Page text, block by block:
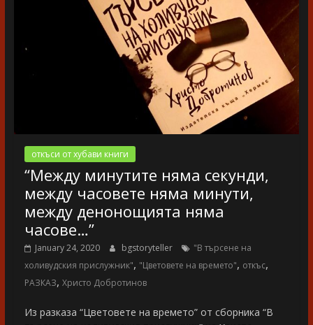
откъси от хубави книги
“Между минутите няма секунди,
между часовете няма минути,
между денонощията няма
часове…”
January 24, 2020 bgstoryteller
"В търсене на
холивудския прислужник", "Цветовете на времето", откъс,
РАЗКАЗ, Христо Добротинов
Из разказа “Цветовете на времето” от сборника “В